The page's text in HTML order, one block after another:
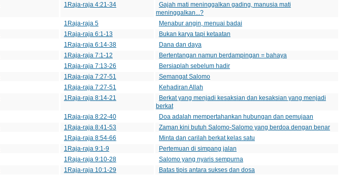
1Raja-raja 4:21-34
Gajah mati meninggalkan gading, manusia mati
meninggalkan...?
1Raja-raja 5
Menabur angin, menuai badai
1Raja-raja 6:1-13
Bukan karya tapi ketaatan
1Raja-raja 6:14-38
Dana dan daya
1Raja-raja 7:1-12
Bertentangan namun berdampingan = bahaya
1Raja-raja 7:13-26
Bersiaplah sebelum hadir
1Raja-raja 7:27-51
Semangat Salomo
1Raja-raja 7:27-51
Kehadiran Allah
1Raja-raja 8:14-21
Berkat yang menjadi kesaksian dan kesaksian yang menjadi
berkat
1Raja-raja 8:22-40
Doa adalah mempertahankan hubungan dan pemujaan
1Raja-raja 8:41-53
Zaman kini butuh Salomo-Salomo yang berdoa dengan benar
1Raja-raja 8:54-66
Minta dan carilah berkat kelas satu
1Raja-raja 9:1-9
Pertemuan di simpang jalan
1Raja-raja 9:10-28
Salomo yang nyaris sempurna
1Raja-raja 10:1-29
Batas tipis antara sukses dan dosa